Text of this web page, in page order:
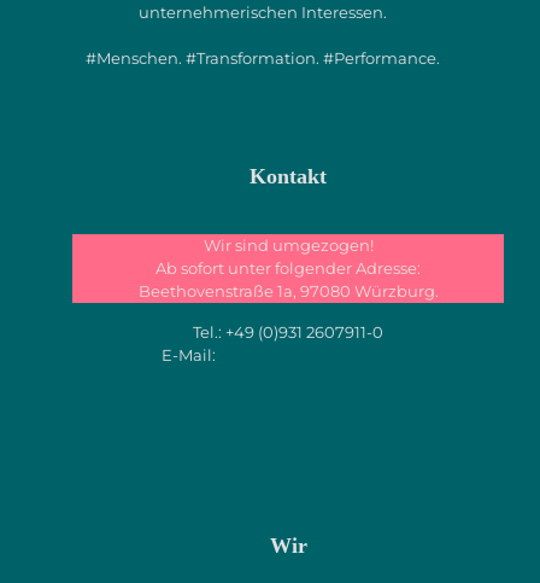
unternehmerischen Interessen.
#Menschen. #Transformation. #Performance.
Kontakt
Wir sind umgezogen!
Ab sofort unter folgender Adresse:
Beethovenstraße 1a, 97080 Würzburg.
Tel.: +49 (0)931 2607911-0
E-Mail:
Wir